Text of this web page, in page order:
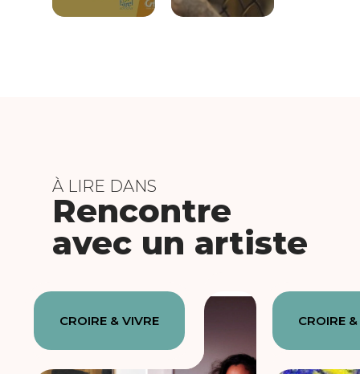
À LIRE DANS
Rencontre
avec un artiste
CROIRE & VIVRE CROIRE